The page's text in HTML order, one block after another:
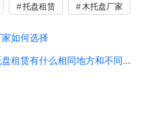
托盘租赁 木托盘厂家
如何选择
赁有什么相同地方和不同地方吗